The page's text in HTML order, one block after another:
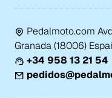
Pedalmoto.com
Granada (18006)
+34 958 13 21 54